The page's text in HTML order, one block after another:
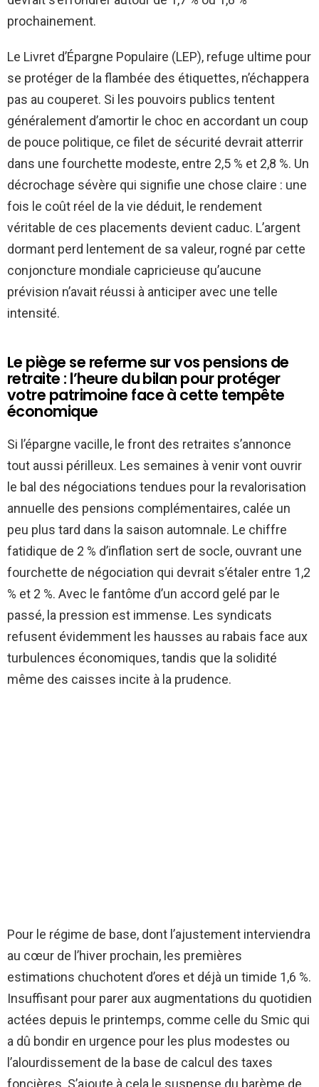
prochainement.
Le Livret d’Épargne Populaire (LEP), refuge ultime pour
se protéger de la flambée des étiquettes, n’échappera
pas au couperet. Si les pouvoirs publics tentent
généralement d’amortir le choc en accordant un coup
de pouce politique, ce filet de sécurité devrait atterrir
dans une fourchette modeste, entre 2,5 % et 2,8 %. Un
décrochage sévère qui signifie une chose claire : une
fois le coût réel de la vie déduit, le rendement
véritable de ces placements devient caduc. L’argent
dormant perd lentement de sa valeur, rogné par cette
conjoncture mondiale capricieuse qu’aucune
prévision n’avait réussi à anticiper avec une telle
intensité.
Le piège se referme sur vos pensions de
retraite : l’heure du bilan pour protéger
votre patrimoine face à cette tempête
économique
Si l’épargne vacille, le front des retraites s’annonce
tout aussi périlleux. Les semaines à venir vont ouvrir
le bal des négociations tendues pour la revalorisation
annuelle des pensions complémentaires, calée un
peu plus tard dans la saison automnale. Le chiffre
fatidique de 2 % d’inflation sert de socle, ouvrant une
fourchette de négociation qui devrait s’étaler entre 1,2
% et 2 %. Avec le fantôme d’un accord gelé par le
passé, la pression est immense. Les syndicats
refusent évidemment les hausses au rabais face aux
turbulences économiques, tandis que la solidité
même des caisses incite à la prudence.
Pour le régime de base, dont l’ajustement interviendra
au cœur de l’hiver prochain, les premières
estimations chuchotent d’ores et déjà un timide 1,6 %.
Insuffisant pour parer aux augmentations du quotidien
actées depuis le printemps, comme celle du Smic qui
a dû bondir en urgence pour les plus modestes ou
l’alourdissement de la base de calcul des taxes
foncières. S’ajoute à cela le suspense du barème de